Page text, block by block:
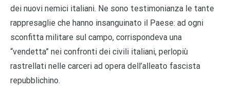
dei nuovi nemici italiani. Ne sono testimonianza le tante
rappresaglie che hanno insanguinato il Paese: ad ogni
sconfitta militare sul campo, corrispondeva una
“vendetta” nei confronti dei civili italiani, perlopiù
rastrellati nelle carceri ad opera dell’alleato fascista
repubblichino.